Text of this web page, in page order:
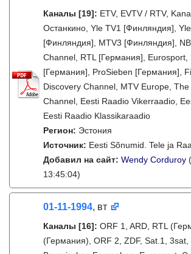
Каналы [19]: ETV, EVTV / RTV,
Останкино, Yle TV1 [Финляндия],
[Финляндия], MTV3 [Финляндия],
Channel, RTL [Германия], Eurosport,
[Германия], ProSieben [Германия],
Discovery Channel, MTV Europe,
Channel, Eesti Raadio Vikerraadio,
Eesti Raadio Klassikaraadio
Регион: Эстония
Источник: Eesti Sõnumid. Tele ja
Добавил на сайт: Wendy Corduroy
13:45:04)
01-11-1994, вт
Каналы [16]: ORF 1, ARD, RTL
(Германия), ORF 2, ZDF, Sat.1, 3sat,